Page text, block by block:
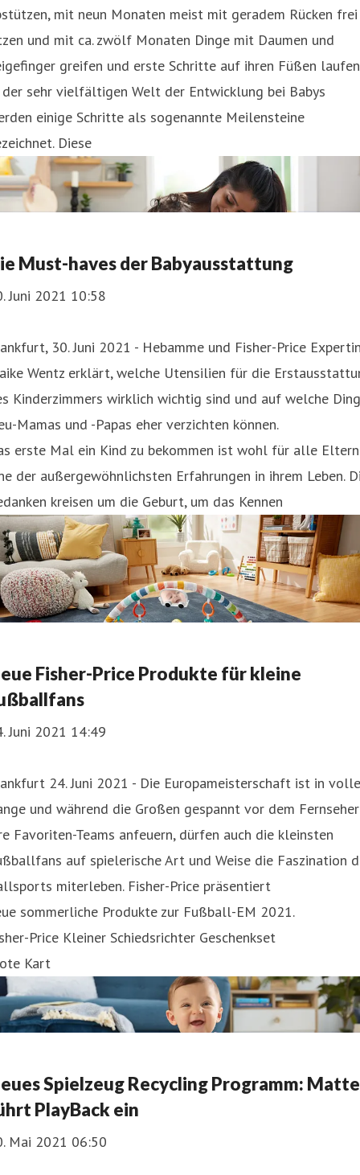
mit neun Monaten meist mit geradem Rücken frei
und mit ca. zwölf Monaten Dinge mit Daumen und
greifen und erste Schritte auf ihren Füßen
sehr vielfältigen Welt der Entwicklung bei Babys
einige Schritte als sogenannte Meilensteine
Diese
Must-haves der Babyausstattung
Juni 2021 10:58
30. Juni 2021 - Hebamme und Fisher-Price
Wentz erklärt, welche Utensilien für die
Kinderzimmers wirklich wichtig sind und auf welche
Mamas und -Papas eher verzichten können.
erste Mal ein Kind zu bekommen ist wohl für alle Eltern
der außergewöhnlichsten Erfahrungen in ihrem Leben.
kreisen um die Geburt, um das Kennen
Fisher-Price Produkte für kleine
Juni 2021 14:49
24. Juni 2021 - Die Europameisterschaft ist in
und während die Großen gespannt vor dem Fernseher
Favoriten-Teams anfeuern, dürfen auch die kleinsten
auf spielerische Art und Weise die Faszination
miterleben. Fisher-Price präsentiert
sommerliche Produkte zur Fußball-EM 2021.
Price Kleiner Schiedsrichter Geschenkset
Kart
Spielzeug Recycling Programm:
PlayBack ein
Mai 2021 06:50